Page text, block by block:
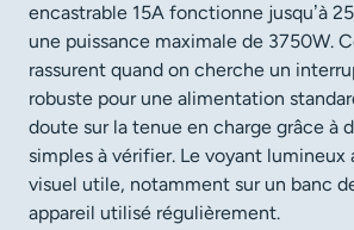
encastrable 15A fonctionne jusqu’à
une puissance maximale de 3750W.
rassurent quand on cherche un
robuste pour une alimentation
doute sur la tenue en charge grâce à
simples à vérifier. Le voyant
visuel utile, notamment sur un banc
appareil utilisé régulièrement.